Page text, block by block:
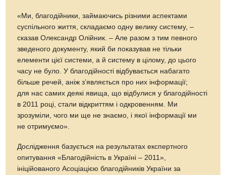
«Ми, благодійники, займаючись різними аспектами
суспільного життя, складаємо одну велику систему, –
сказав Олександр Олійник. – Але разом з тим певного
зведеного документу, який би показував не тільки
елементи цієї системи, а й систему в цілому, до цього
часу не було. У благодійності відбувається набагато
більше речей, аніж з’являється про них інформації;
для нас самих деякі явища, що відбулися у благодійності
в 2011 році, стали відкриттям і одкровенням. Ми
зрозуміли, чого ми ще не знаємо, і якої інформації ми
не отримуємо».
Дослідження базується на результатах експертного
опитування «Благодійність в Україні – 2011»,
ініційованого Асоціацією благодійників України за